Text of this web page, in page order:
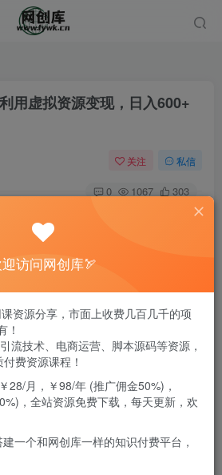
用虚拟资源变现，日入600+
关注 私信
0 1067 303
的项目是《美女号升级玩法，利用
》，项目就是在抖音、快手平台发
轻松解决了封号问题，百分百过原
访问网创库🏹
资源分享，市面上收费几百几千的项
！
流技术、电商运营、脚本源码等资源，
费资源课程！
28/月，￥98/年 (推广佣金50%)，
，全站资源免费下载，每天更新，欢
一个和网创库一样的知识付费平台，